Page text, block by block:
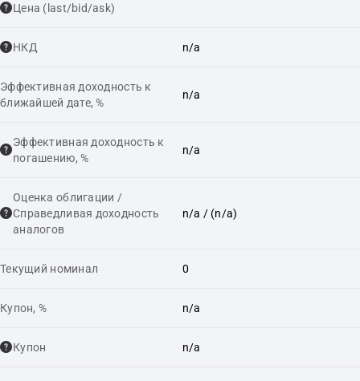
Цена (last/bid/ask)
НКД n/a
Эффективная доходность к
ближайшей дате, %
n/a
Эффективная доходность к
погашению, %
n/a
Оценка облигации /
Справедливая доходность
аналогов
n/a / (n/a)
Текущий номинал 0
Купон, % n/a
Купон n/a